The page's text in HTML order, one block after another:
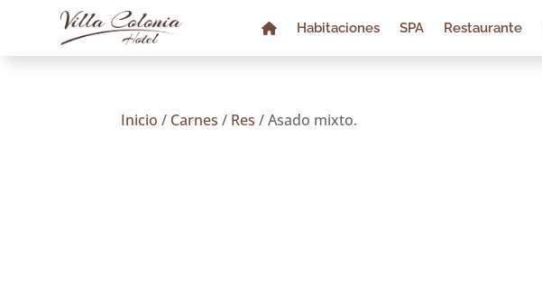
Habitaciones SPA Restaurante
Inicio / Carnes / Res / Asado mixto.